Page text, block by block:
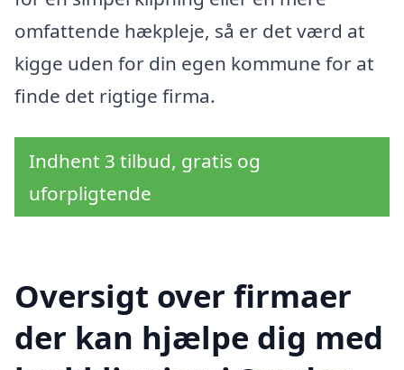
omfattende hækpleje, så er det værd at
kigge uden for din egen kommune for at
finde det rigtige firma.
Indhent 3 tilbud, gratis og
uforpligtende
Oversigt over firmaer
der kan hjælpe dig med